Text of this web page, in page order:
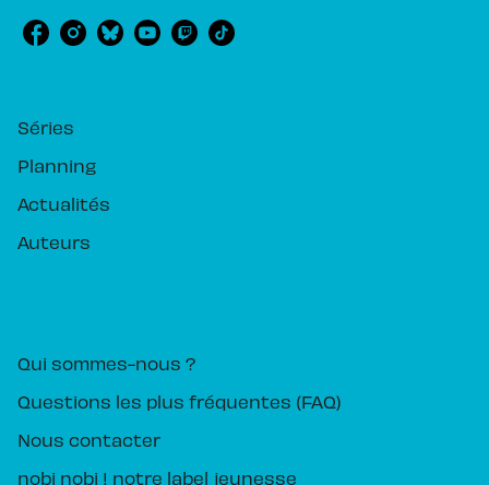
Séries
Planning
Actualités
Auteurs
Qui sommes-nous ?
Questions les plus fréquentes (FAQ)
Nous contacter
nobi nobi ! notre label jeunesse